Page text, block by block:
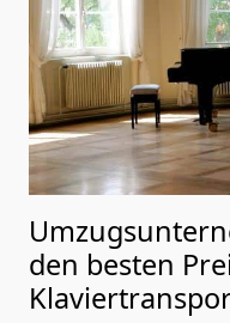
den besten